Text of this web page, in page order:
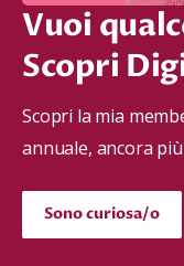
Vuoi
Scopri
Scopri la mia
annuale, ancora
Sono curiosa/o